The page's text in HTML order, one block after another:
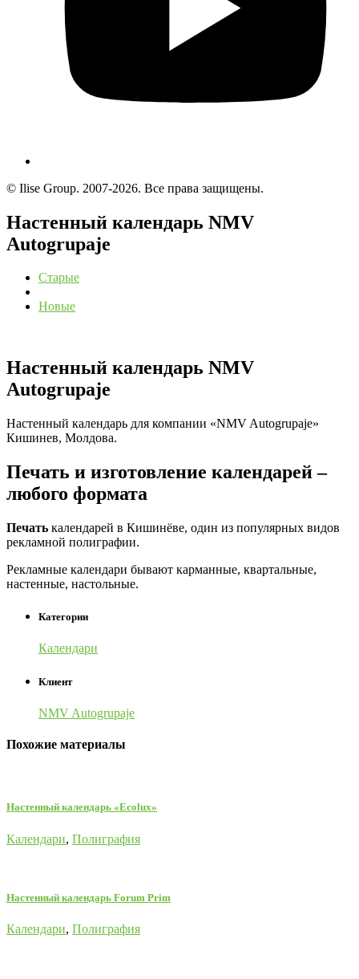
© Ilise Group. 2007-2026. Все права защищены.
Настенный календарь NMV
Autogrupaje
Старые
Новые
Настенный календарь NMV
Autogrupaje
Настенный календарь для компании «NMV Autogrupaje»
Кишинев, Молдова.
Печать и изготовление календарей –
любого формата
Печать календарей в Кишинёве, один из популярных видов
рекламной полиграфии.
Рекламные календари бывают карманные, квартальные,
настенные, настольные.
Категории
Календари
Клиент
NMV Autogrupaje
Похожие материалы
Настенный календарь «Ecolux»
Календари, Полиграфия
Настенный календарь Forum Prim
Календари, Полиграфия